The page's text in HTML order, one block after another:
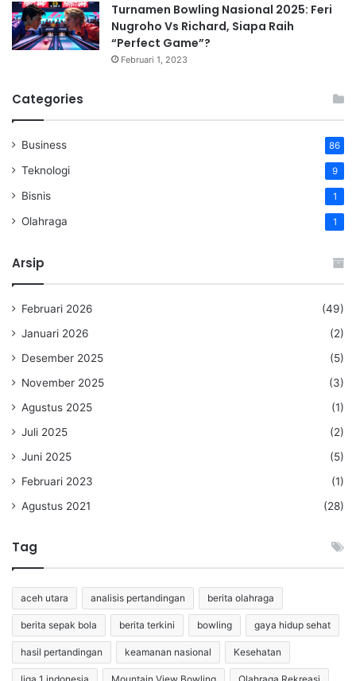
Turnamen Bowling Nasional 2025: Feri
Nugroho Vs Richard, Siapa Raih
“Perfect Game”?
Februari 1, 2023
Categories
Business 86
Teknologi 9
Bisnis 1
Olahraga 1
Arsip
Februari 2026
(49)
Januari 2026
(2)
Desember 2025
(5)
November 2025
(3)
Agustus 2025
(1)
Juli 2025
(2)
Juni 2025
(5)
Februari 2023
(1)
Agustus 2021
(28)
Tag
aceh utara analisis pertandingan berita olahraga
berita sepak bola berita terkini bowling gaya hidup sehat
hasil pertandingan keamanan nasional Kesehatan